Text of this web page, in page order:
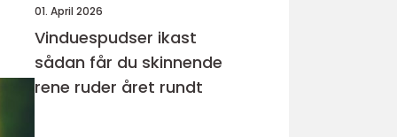
01. April 2026
Vinduespudser ikast
sådan får du skinnende
rene ruder året rundt